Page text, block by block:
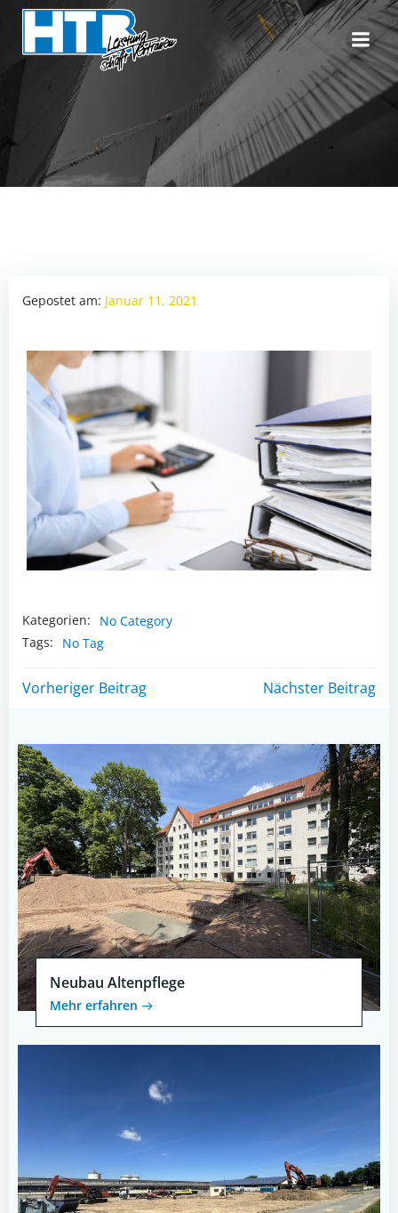
Zum
Inhalt
springen
Gepostet am: Januar 11, 2021
Kategorien:
No Category
Tags:
No Tag
Post
navigation
Vorheriger Beitrag
Post
navigation
Nächster Beitrag
Neubau Altenpflege
Mehr erfahren